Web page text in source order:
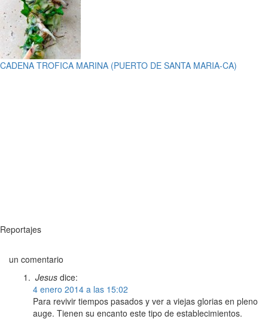
CADENA TROFICA MARINA (PUERTO DE SANTA MARIA-CA)
Reportajes
un comentario
Jesus dice:
4 enero 2014 a las 15:02
Para revivir tiempos pasados y ver a viejas glorias en pleno
auge. Tienen su encanto este tipo de establecimientos.